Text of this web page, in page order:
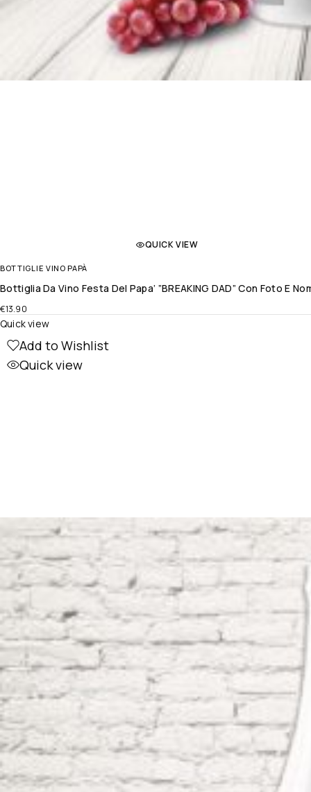
QUICK VIEW
BOTTIGLIE VINO PAPÀ
Bottiglia Da Vino Festa Del Papa’ ”BREAKING DAD” Con Foto
€13.90
Add to Wishlist
Quick view
Quick view